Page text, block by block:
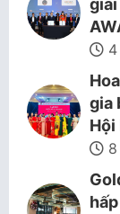
giải
gia